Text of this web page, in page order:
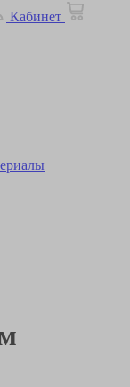
Кабинет